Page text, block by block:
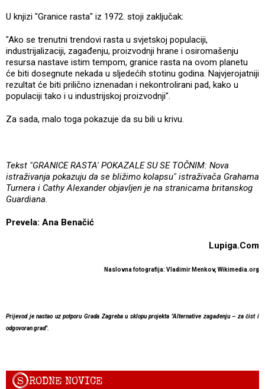
U knjizi "Granice rasta" iz 1972. stoji zaključak:
"Ako se trenutni trendovi rasta u svjetskoj populaciji,
industrijalizaciji, zagađenju, proizvodnji hrane i osiromašenju
resursa nastave istim tempom, granice rasta na ovom planetu
će biti dosegnute nekada u sljedećih stotinu godina. Najvjerojatniji
rezultat će biti prilično iznenadan i nekontrolirani pad, kako u
populaciji tako i u industrijskoj proizvodnji".
Za sada, malo toga pokazuje da su bili u krivu.
Tekst "GRANICE RASTA' POKAZALE SU SE TOČNIM: Nova
istraživanja pokazuju da se bližimo kolapsu" istraživača Grahama
Turnera i Cathy Alexander objavljen je na stranicama britanskog
Guardiana.
Prevela: Ana Benačić
Lupiga.Com
Naslovna fotografija: Vladimir Menkov, Wikimedia.org
Prijevod je nastao uz potporu Grada Zagreba u sklopu projekta "Alternative zagađenju – za čist i
odgovoran grad".
SRODNE NOVICE